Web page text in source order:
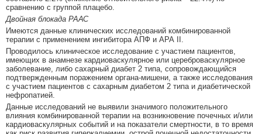
сравнению с группой плацебо.
Двойная блокада РААС
Имеются данные клинических исследований комбинированной
терапии с применением ингибитора АПФ и АРА II.
Проводилось клиническое исследование с участием пациентов,
имеющих в анамнезе кардиоваскулярное или цереброваскулярное
заболевание, либо сахарный диабет 2 типа, сопровождающийся
подтвержденным поражением органа-мишени, а также исследования
с участием пациентов с сахарным диабетом 2 типа и диабетической
нефропатией.
Данные исследований не выявили значимого положительного
влияния комбинированной терапии на возникновение почечных и/или
кардиоваскулярных событий и на показатели смертности, в то время